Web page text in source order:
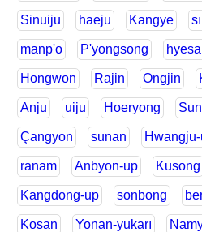
Sinuiju haeju Kangye
manp'o P'yongsong
Hongwon Rajin Ongjin
Anju uiju Hoeryong
Çangyon sunan
ranam Anbyon-up Kusong
Kangdong-up sonbong
Kosan Yonan-yukarı